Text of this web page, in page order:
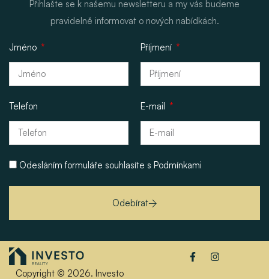
Přihlašte se k našemu newsletteru a my vás budeme
pravidelně informovat o nových nabídkách.
Jméno Příjmení
Telefon E-mail
Odesláním formuláře souhlasíte s Podmínkami
Odebírat
Copyright © 2026. Investo